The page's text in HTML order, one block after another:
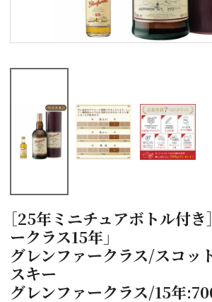
［25年ミニチュアボトル付き
ークラス15年」
グレンファークラス/スコッ
スキー
グレンファークラス/15年